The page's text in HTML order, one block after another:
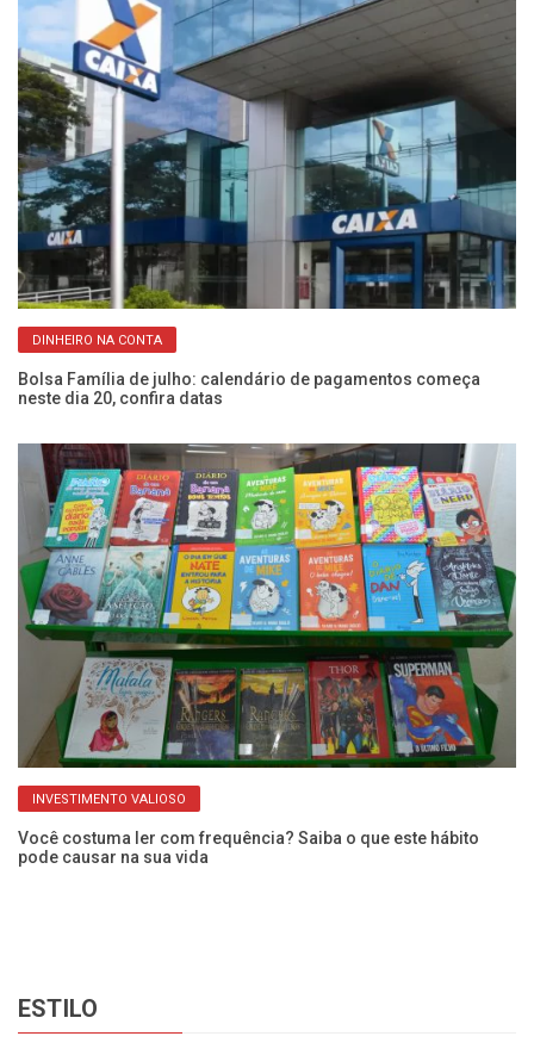
DINHEIRO NA CONTA
Bolsa Família de julho: calendário de pagamentos começa
neste dia 20, confira datas
INVESTIMENTO VALIOSO
Você costuma ler com frequência? Saiba o que este hábito
pode causar na sua vida
ESTILO